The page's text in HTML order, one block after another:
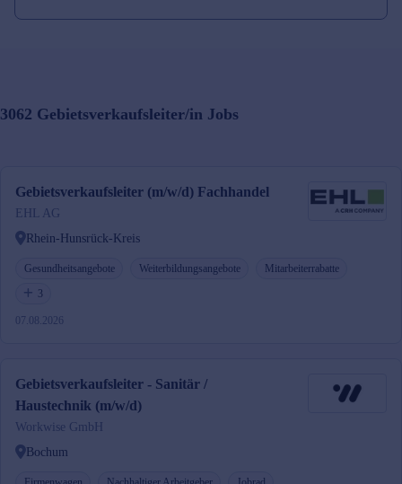
3062 Gebietsverkaufsleiter/in Jobs
Gebietsverkaufsleiter (m/w/d) Fachhandel
EHL AG
Rhein-Hunsrück-Kreis
Gesundheitsangebote Weiterbildungsangebote
Mitarbeiterrabatte
3
07.08.2026
Gebietsverkaufsleiter - Sanitär /
Haustechnik (m/w/d)
Workwise GmbH
Bochum